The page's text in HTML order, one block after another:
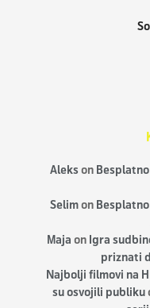
Alekson
Selimon
Maja on Igra
priznati
Najbolji filmovi na
su osvojili publiku